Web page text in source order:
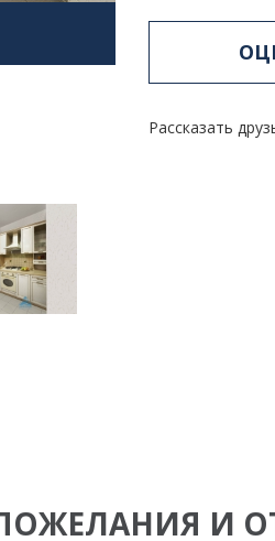
Рассказать
И